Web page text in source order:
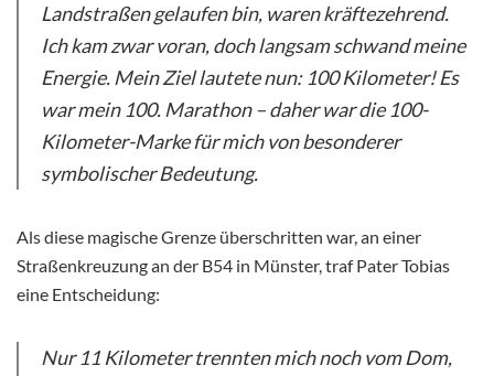
Landstraßen gelaufen bin, waren kräftezehrend.
Ich kam zwar voran, doch langsam schwand meine
Energie. Mein Ziel lautete nun: 100 Kilometer! Es
war mein 100. Marathon – daher war die 100-
Kilometer-Marke für mich von besonderer
symbolischer Bedeutung.
Als diese magische Grenze überschritten war, an einer
Straßenkreuzung an der B54 in Münster, traf Pater Tobias
eine Entscheidung:
Nur 11 Kilometer trennten mich noch vom Dom,